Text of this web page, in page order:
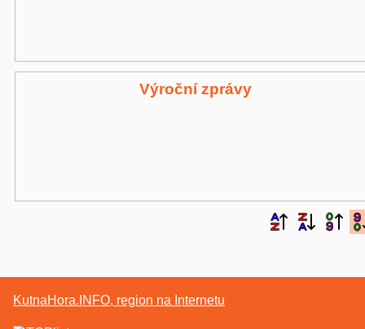
Výroční zprávy
KutnaHora.INFO, region na Internetu